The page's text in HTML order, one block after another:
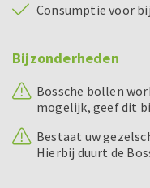
Consumptie voor
Bijzonderheden
Bossche bollen
mogelijk, geef dit
Bestaat uw
Hierbij duurt de